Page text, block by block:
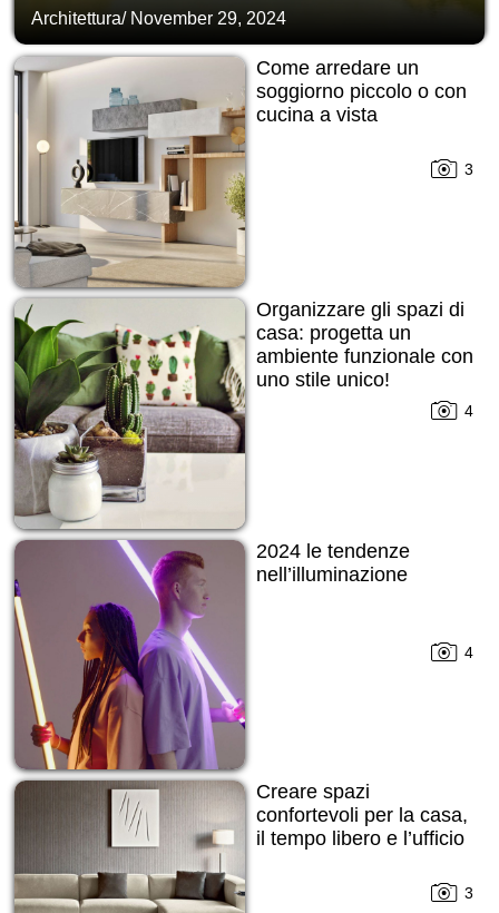
Architettura/ November 29, 2024
Come arredare un
soggiorno piccolo o con
cucina a vista
3
Organizzare gli spazi di
casa: progetta un
ambiente funzionale con
uno stile unico!
4
2024 le tendenze
nell’illuminazione
4
Creare spazi
confortevoli per la casa,
il tempo libero e l’ufficio
3